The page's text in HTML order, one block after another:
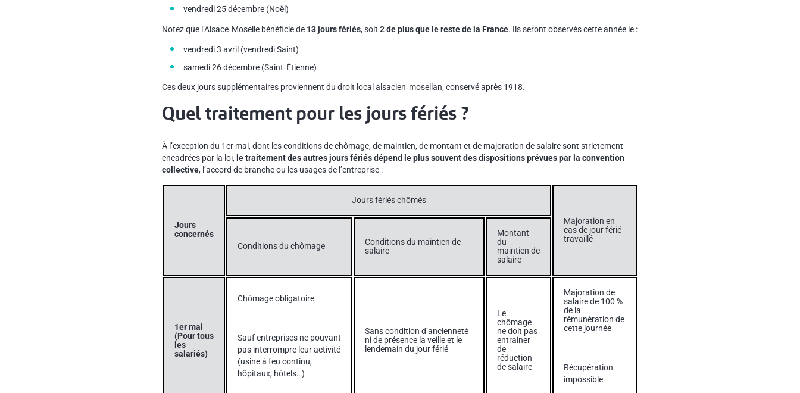
vendredi 25 décembre (Noël)
Notez que l’Alsace‑Moselle bénéficie de 13 jours fériés, soit 2 de plus que le reste de la France. Ils seront observés cette année le :
vendredi 3 avril (vendredi Saint)
samedi 26 décembre (Saint‑Étienne)
Ces deux jours supplémentaires proviennent du droit local alsacien‑mosellan, conservé après 1918.
Quel traitement pour les jours fériés ?
À l’exception du 1er mai, dont les conditions de chômage, de maintien, de montant et de majoration de salaire sont strictement
encadrées par la loi, le traitement des autres jours fériés dépend le plus souvent des dispositions prévues par la convention
collective, l’accord de branche ou les usages de l’entreprise :
Jours
concernés
Jours fériés chômés
Majoration en
cas de jour férié
travaillé
Conditions du chômage
Conditions du maintien de
salaire
Montant
du
maintien de
salaire
1er mai
(Pour tous
les
salariés)
Chômage obligatoire
Sauf entreprises ne pouvant
pas interrompre leur activité
(usine à feu continu,
hôpitaux, hôtels…)
Sans condition d’ancienneté
ni de présence la veille et le
lendemain du jour férié
Le
chômage
ne doit pas
entrainer
de
réduction
de salaire
Majoration de
salaire de 100 %
de la
rémunération de
cette journée
Récupération
impossible